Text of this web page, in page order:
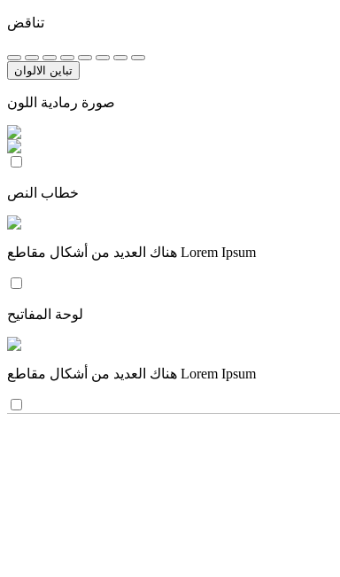
تناقض
تباين الالوان
صورة رمادية اللون
خطاب النص
هناك العديد من أشكال مقاطع Lorem Ipsum
لوحة المفاتيح
هناك العديد من أشكال مقاطع Lorem Ipsum